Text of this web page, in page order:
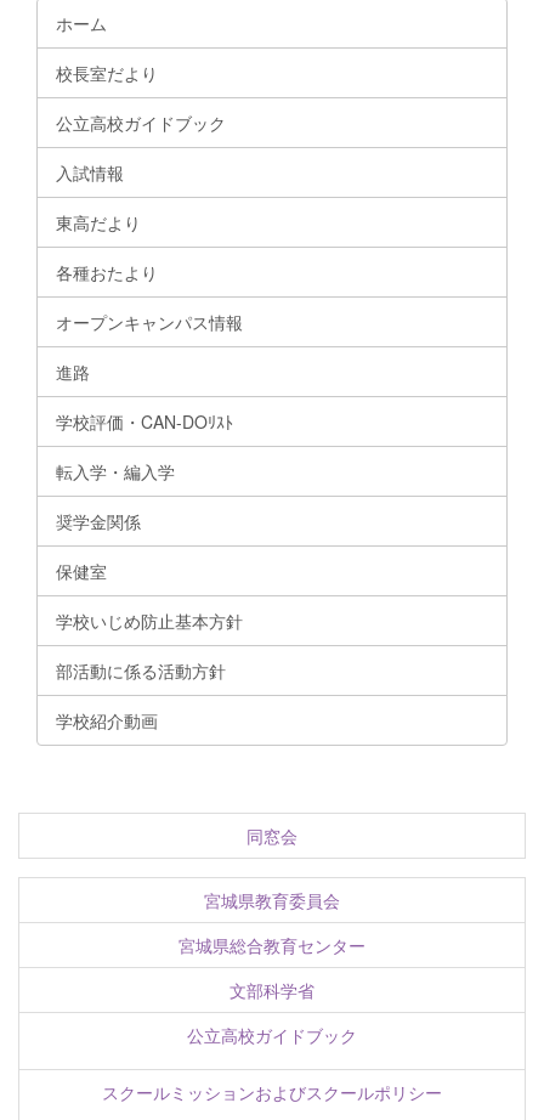
ホーム
校長室だより
公立高校ガイドブック
入試情報
東高だより
各種おたより
オープンキャンパス情報
進路
学校評価・CAN-DOﾘｽﾄ
転入学・編入学
奨学金関係
保健室
学校いじめ防止基本方針
部活動に係る活動方針
学校紹介動画
同窓会
宮城県教育委員会
宮城県総合教育センター
文部科学省
公立高校ガイドブック
スクールミッションおよびスクールポリシー